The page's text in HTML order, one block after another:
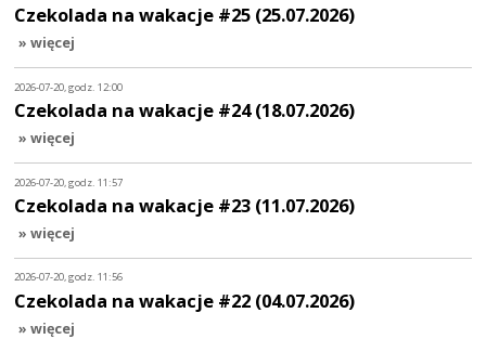
Czekolada na wakacje #25 (25.07.2026)
» więcej
2026-07-20, godz. 12:00
Czekolada na wakacje #24 (18.07.2026)
» więcej
2026-07-20, godz. 11:57
Czekolada na wakacje #23 (11.07.2026)
» więcej
2026-07-20, godz. 11:56
Czekolada na wakacje #22 (04.07.2026)
» więcej